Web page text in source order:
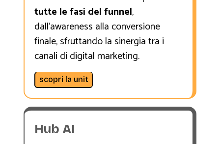
tutte le fasi del funnel,
dall'awareness alla conversione
finale, sfruttando la sinergia tra i
canali di digital marketing.
scopri la unit
Hub AI